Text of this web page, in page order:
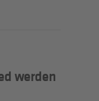
werden